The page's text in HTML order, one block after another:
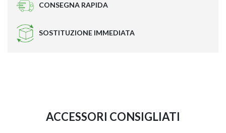
CONSEGNA RAPIDA
SOSTITUZIONE IMMEDIATA
ACCESSORI CONSIGLIATI